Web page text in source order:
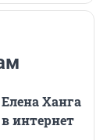
Ханга
интернет